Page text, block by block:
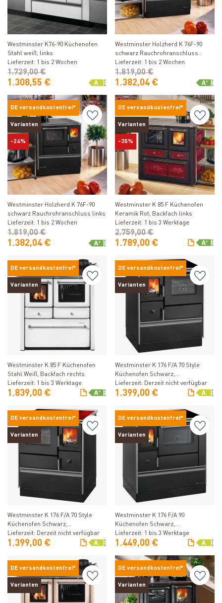
Produkt ansehen
Westminster K76-90 Küchenofen
Stahl weiß, links
Lieferzeit: 1 bis 2 Wochen
1.308,55 €
1.729,00 €
Produkt ansehen
Westminster Holzherd K 76F-90
schwarz Rauchrohranschluss
rechts
Lieferzeit: 1 bis 2 Wochen
1.382,04 €
1.819,00 €
DE versandkostenfrei*
Varianten
-24%
Produkt ansehen
Westminster Holzherd K 76F-90
schwarz Rauchrohranschluss links
Lieferzeit: 1 bis 2 Wochen
1.382,04 €
1.819,00 €
DE versandkostenfrei*
Varianten
-35%
Produkt ansehen
Westminster K 85 F Küchenofen
Keramik Rot, Backfach links
Lieferzeit: 1 bis 3 Werktage
1.789,00 €
2.759,00 €
DE versandkostenfrei*
Varianten
Produkt ansehen
Westminster K 85 F Küchenofen
Stahl Weiß, Backfach rechts
Lieferzeit: 1 bis 3 Werktage
1.839,00 €
DE versandkostenfrei*
Varianten
Produkt ansehen
Westminster K 176 F/A 70 Style
Küchenofen Schwarz,
Glaskeramikplatte, Backfach rechts
Lieferzeit: Derzeit nicht verfügbar
1.399,00 €
DE versandkostenfrei*
Varianten
Produkt ansehen
Westminster K 176 F/A 70 Style
Küchenofen Schwarz,
Glaskeramikplatte, Backfach links
Lieferzeit: Derzeit nicht verfügbar
1.399,00 €
DE versandkostenfrei*
Varianten
Produkt ansehen
Westminster K 176 F/A 90
Küchenofen Schwarz,
Glaskeramikplatte, Backfach rechts
Lieferzeit: 1 bis 3 Werktage
1.449,00 €
DE versandkostenfrei*
Varianten
DE versandkostenfrei*
Varianten